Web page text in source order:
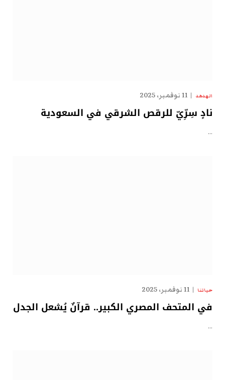
الهدهد 11 نوفمبر، 2025
نادٍ سِرِّيّ للرقص الشرقي في السعودية
…
حياتنا 11 نوفمبر، 2025
في المتحف المصري الكبير.. قرآنٌ يُشعل الجدل
…